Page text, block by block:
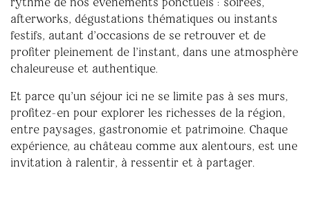
afterworks, dégustations thématiques ou instants
festifs, autant d’occasions de se retrouver et de
profiter pleinement de l’instant, dans une atmosphère
chaleureuse et authentique.
Et parce qu’un séjour ici ne se limite pas à ses murs,
profitez-en pour explorer les richesses de la région,
entre paysages, gastronomie et patrimoine. Chaque
expérience, au château comme aux alentours, est une
invitation à ralentir, à ressentir et à partager.